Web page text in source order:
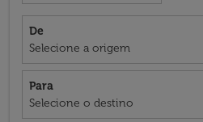
De
Selecione a origem
Para
Selecione o destino